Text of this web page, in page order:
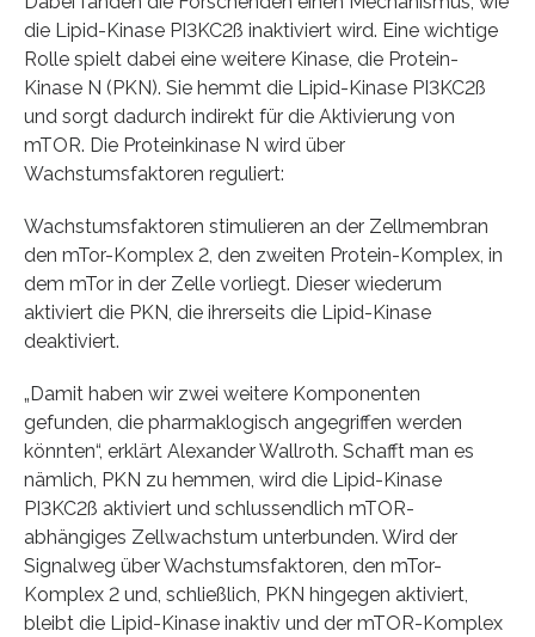
die Lipid-Kinase PI3KC2ß inaktiviert wird. Eine wichtige
Rolle spielt dabei eine weitere Kinase, die Protein-
Kinase N (PKN). Sie hemmt die Lipid-Kinase PI3KC2ß
und sorgt dadurch indirekt für die Aktivierung von
mTOR. Die Proteinkinase N wird über
Wachstumsfaktoren reguliert:
Wachstumsfaktoren stimulieren an der Zellmembran
den mTor-Komplex 2, den zweiten Protein-Komplex, in
dem mTor in der Zelle vorliegt. Dieser wiederum
aktiviert die PKN, die ihrerseits die Lipid-Kinase
deaktiviert.
„Damit haben wir zwei weitere Komponenten
gefunden, die pharmaklogisch angegriffen werden
könnten“, erklärt Alexander Wallroth. Schafft man es
nämlich, PKN zu hemmen, wird die Lipid-Kinase
PI3KC2ß aktiviert und schlussendlich mTOR-
abhängiges Zellwachstum unterbunden. Wird der
Signalweg über Wachstumsfaktoren, den mTor-
Komplex 2 und, schließlich, PKN hingegen aktiviert,
bleibt die Lipid-Kinase inaktiv und der mTOR-Komplex